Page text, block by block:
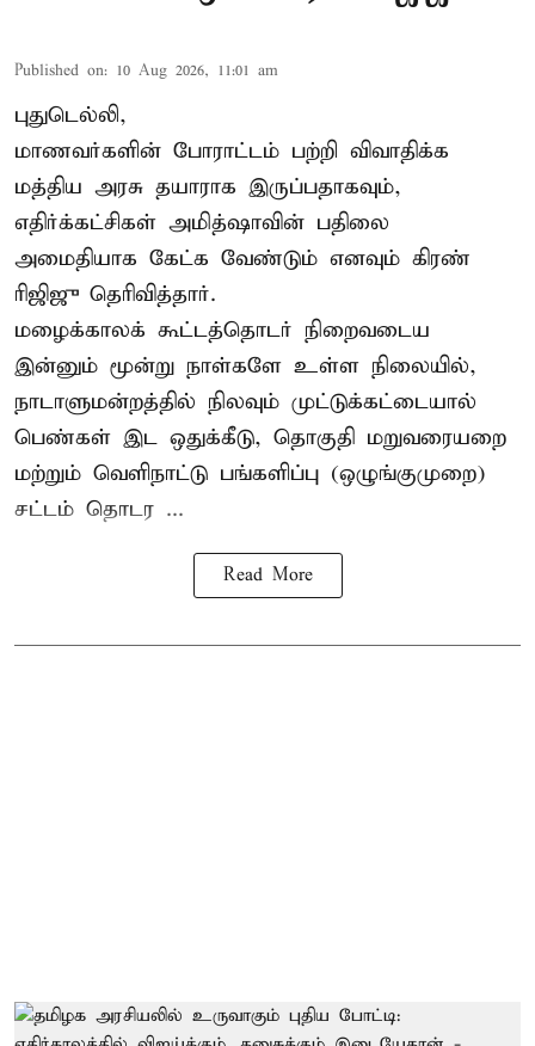
Published on: 10 Aug 2026, 11:01 am
புதுடெல்லி,
மாணவர்களின் போராட்டம் பற்றி விவாதிக்க
மத்திய அரசு தயாராக இருப்பதாகவும்,
எதிர்க்கட்சிகள் அமித்ஷாவின் பதிலை
அமைதியாக கேட்க வேண்டும் எனவும் கிரண்
ரிஜிஜு தெரிவித்தார்.
மழைக்காலக் கூட்டத்தொடர் நிறைவடைய
இன்னும் மூன்று நாள்களே உள்ள நிலையில்,
நாடாளுமன்றத்தில் நிலவும் முட்டுக்கட்டையால்
பெண்கள் இட ஒதுக்கீடு, தொகுதி மறுவரையறை
மற்றும் வெளிநாட்டு பங்களிப்பு (ஒழுங்குமுறை)
சட்டம் தொடர ...
Read More